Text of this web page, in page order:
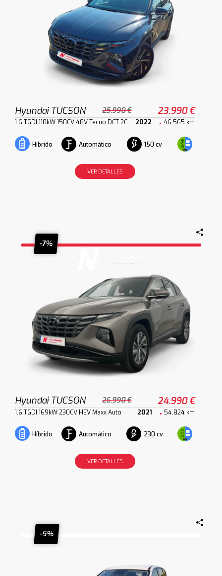
Hyundai TUCSON 25.990 € 23.990 €
1.6 TGDI 110kW 150CV 48V Tecno DCT 2C 2022 46.565 km
Híbrido Automático 150 cv
VER DETALLES
-7%
Hyundai TUCSON 26.990 € 24.990 €
1.6 TGDI 169kW 230CV HEV Maxx Auto 2021 54.824 km
Híbrido Automático 230 cv
VER DETALLES
-5%